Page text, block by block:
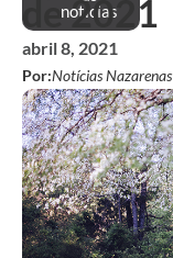
notícias
de 2021
abril 8, 2021
Por:Notícias Nazarenas